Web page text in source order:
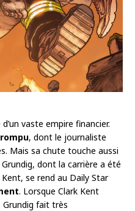
vaste empire financier.
, dont le journaliste
Mais sa chute touche aussi
dont la carrière a été
se rend au Daily Star
. Lorsque Clark Kent
Grundig fait très